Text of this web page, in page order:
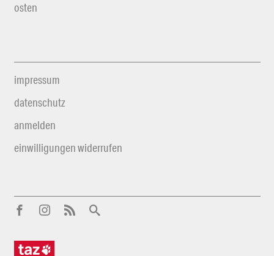
osten
impressum
datenschutz
anmelden
einwilligungen widerrufen